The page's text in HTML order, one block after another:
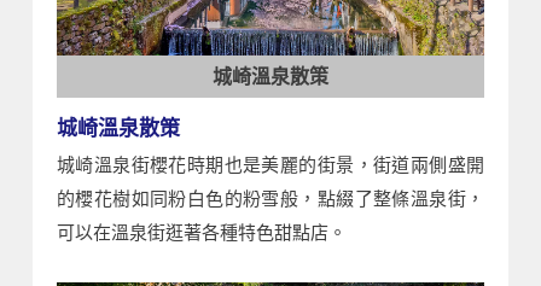
城崎溫泉散策
城崎溫泉散策
城崎溫泉街櫻花時期也是美麗的街景，街道兩側盛開
的櫻花樹如同粉白色的粉雪般，點綴了整條溫泉街，
可以在溫泉街逛著各種特色甜點店。